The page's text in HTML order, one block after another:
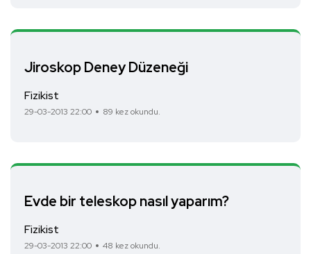
Jiroskop Deney Düzeneği
Fizikist
29-03-2013 22:00 89 kez okundu.
Evde bir teleskop nasıl yaparım?
Fizikist
29-03-2013 22:00 48 kez okundu.